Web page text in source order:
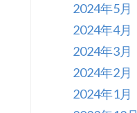
2024年5月
2024年4月
2024年3月
2024年2月
2024年1月